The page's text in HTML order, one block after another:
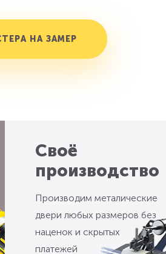
НА ЗАМЕР
Своё
производство
Производим металические
двери любых размеров без
наценок и скрытых
платежей